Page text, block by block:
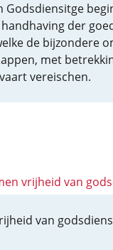
Godsdiensitge
der
de bijzondere
met
vereischen.
vrijheid van
van